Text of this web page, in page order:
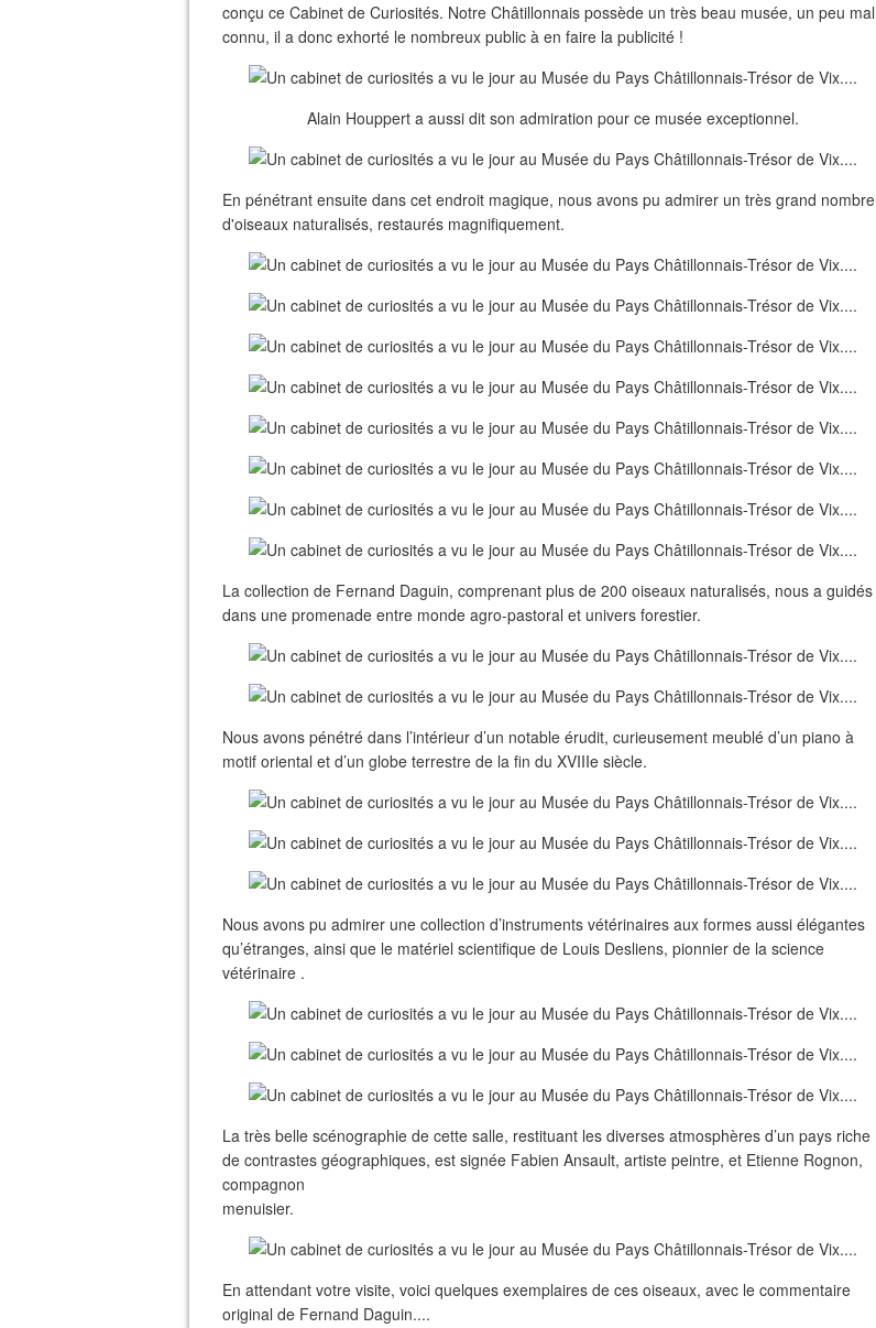
conçu ce Cabinet de Curiosités. Notre Châtillonnais possède un très beau musée, un peu mal
connu, il a donc exhorté le nombreux public à en faire la publicité !
Alain Houppert a aussi dit son admiration pour ce musée exceptionnel.
En pénétrant ensuite dans cet endroit magique, nous avons pu admirer un très grand nombre
d'oiseaux naturalisés, restaurés magnifiquement.
La collection de Fernand Daguin, comprenant plus de 200 oiseaux naturalisés, nous a guidés
dans une promenade entre monde agro-pastoral et univers forestier.
Nous avons pénétré dans l’intérieur d’un notable érudit, curieusement meublé d’un piano à
motif oriental et d’un globe terrestre de la fin du XVIIIe siècle.
Nous avons pu admirer une collection d’instruments vétérinaires aux formes aussi élégantes
qu’étranges, ainsi que le matériel scientifique de Louis Desliens, pionnier de la science
vétérinaire .
La très belle scénographie de cette salle, restituant les diverses atmosphères d’un pays riche
de contrastes géographiques, est signée Fabien Ansault, artiste peintre, et Etienne Rognon,
compagnon
menuisier.
En attendant votre visite, voici quelques exemplaires de ces oiseaux, avec le commentaire
original de Fernand Daguin....